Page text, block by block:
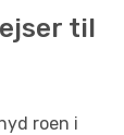
til
roen i